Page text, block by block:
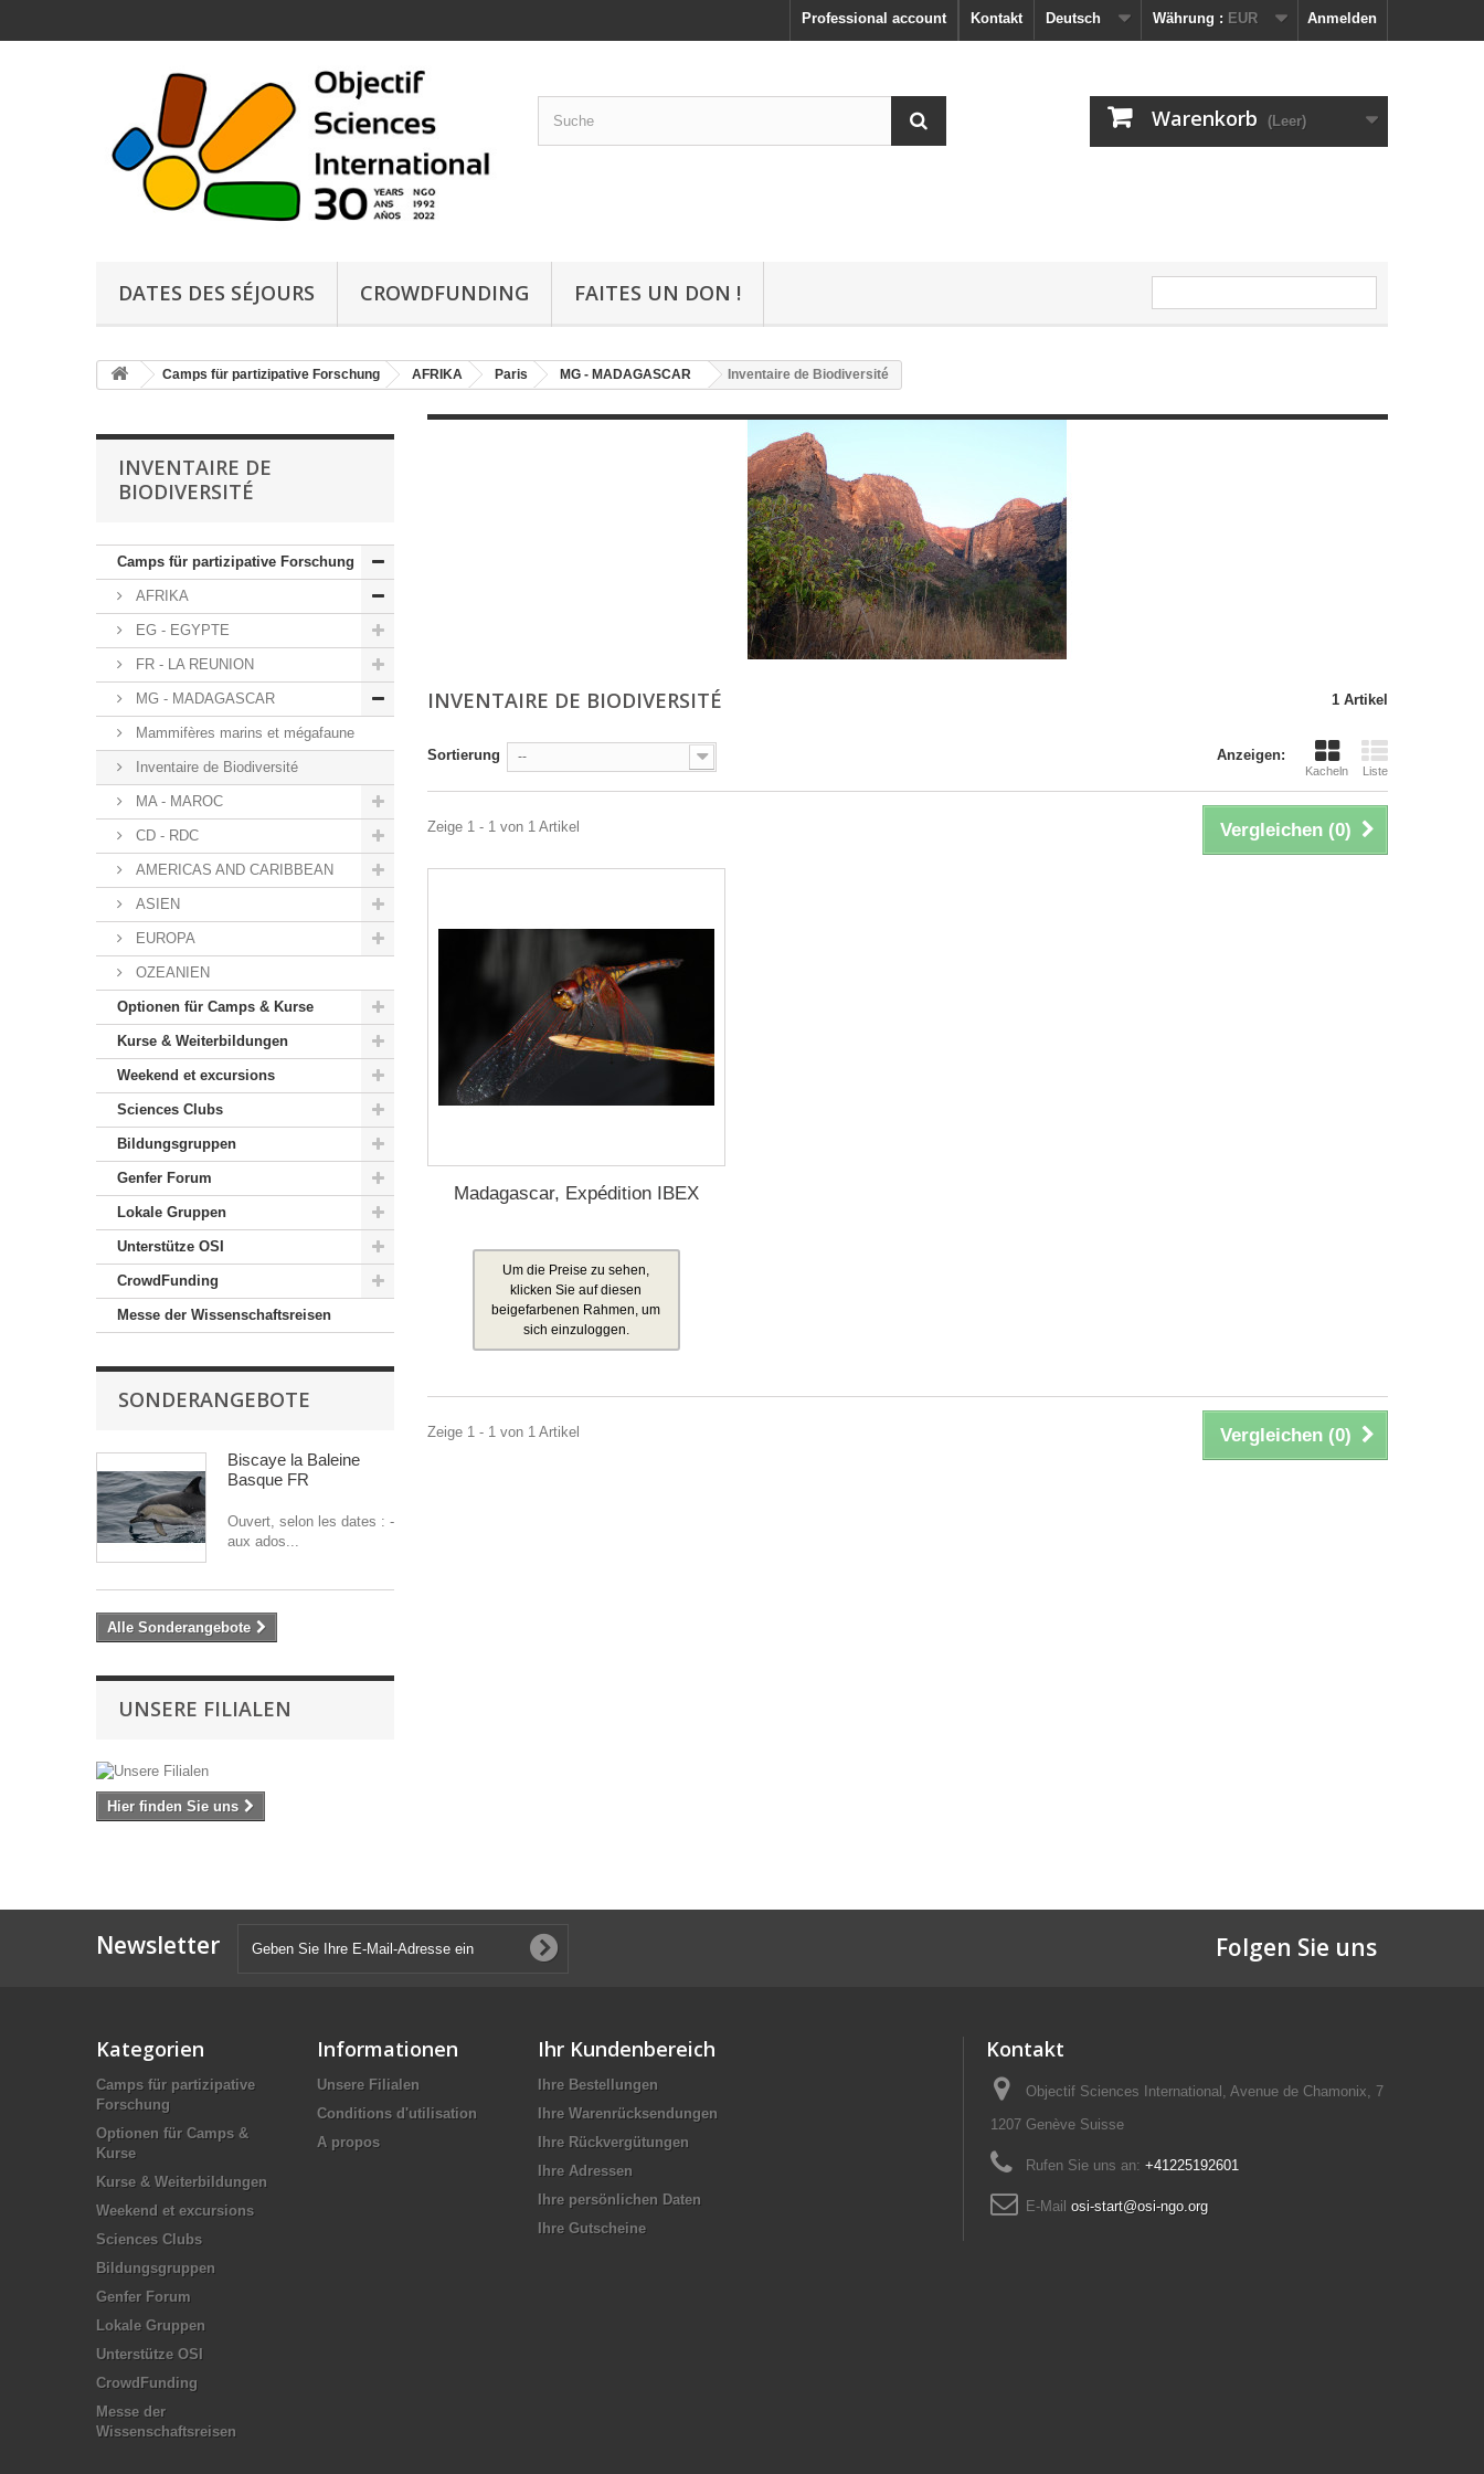
Anmelden
Währung : EUR
Deutsch
Kontakt
Professional account
Warenkorb (Leer)
DATES DES SÉJOURS CROWDFUNDING FAITES UN DON !
Camps für partizipative Forschung AFRIKA Paris MG - MADAGASCAR Inventaire de Biodiversité
INVENTAIRE DE
BIODIVERSITÉ
Camps für partizipative Forschung
AFRIKA
EG - EGYPTE
FR - LA REUNION
MG - MADAGASCAR
Mammifères marins et mégafaune
Inventaire de Biodiversité
MA - MAROC
CD - RDC
AMERICAS AND CARIBBEAN
ASIEN
EUROPA
OZEANIEN
Optionen für Camps & Kurse
Kurse & Weiterbildungen
Weekend et excursions
Sciences Clubs
Bildungsgruppen
Genfer Forum
Lokale Gruppen
Unterstütze OSI
CrowdFunding
Messe der Wissenschaftsreisen
SONDERANGEBOTE
Biscaye la Baleine
Basque FR
Ouvert, selon les dates : -
aux ados...
Alle Sonderangebote
UNSERE FILIALEN
Hier finden Sie uns
INVENTAIRE DE BIODIVERSITÉ 1 Artikel
Anzeigen:
Kacheln Liste
Sortierung --
Vergleichen (0)
Zeige 1 - 1 von 1 Artikel
Madagascar, Expédition IBEX
Um die Preise zu sehen,
klicken Sie auf diesen
beigefarbenen Rahmen, um
sich einzuloggen.
Vergleichen (0)
Zeige 1 - 1 von 1 Artikel
Newsletter Folgen Sie uns
Kategorien
Camps für partizipative
Forschung
Optionen für Camps &
Kurse
Kurse & Weiterbildungen
Weekend et excursions
Sciences Clubs
Bildungsgruppen
Genfer Forum
Lokale Gruppen
Unterstütze OSI
CrowdFunding
Messe der
Wissenschaftsreisen
Informationen
Unsere Filialen
Conditions d'utilisation
A propos
Ihr Kundenbereich
Ihre Bestellungen
Ihre Warenrücksendungen
Ihre Rückvergütungen
Ihre Adressen
Ihre persönlichen Daten
Ihre Gutscheine
Kontakt
Objectif Sciences International, Avenue de Chamonix, 7
1207 Genève Suisse
Rufen Sie uns an: +41225192601
E-Mail osi-start@osi-ngo.org